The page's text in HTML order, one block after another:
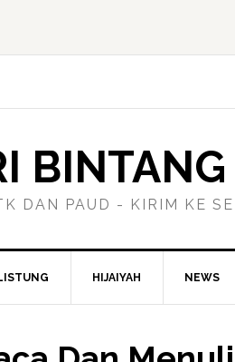
DAN PAUD - KIRIM KE
HIJAIYAH NEWS